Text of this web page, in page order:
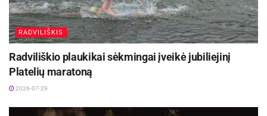
RADVILIŠKIS
Radviliškio plaukikai sėkmingai įveikė jubiliejinį
Platelių maratoną
2026-07-29